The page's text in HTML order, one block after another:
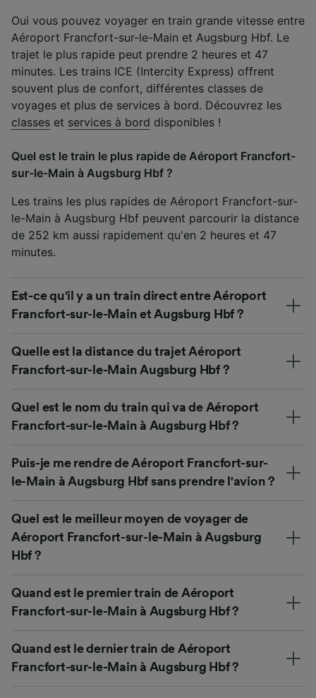
Oui vous pouvez voyager en train grande vitesse entre
Aéroport Francfort-sur-le-Main et Augsburg Hbf. Le
trajet le plus rapide peut prendre 2 heures et 47
minutes. Les trains ICE (Intercity Express) offrent
souvent plus de confort, différentes classes de
voyages et plus de services à bord. Découvrez les
classes et services à bord disponibles !
Quel est le train le plus rapide de Aéroport Francfort-
sur-le-Main à Augsburg Hbf ?
Les trains les plus rapides de Aéroport Francfort-sur-
le-Main à Augsburg Hbf peuvent parcourir la distance
de 252 km aussi rapidement qu'en 2 heures et 47
minutes.
Est-ce qu'il y a un train direct entre Aéroport
Francfort-sur-le-Main et Augsburg Hbf ?
Quelle est la distance du trajet Aéroport
Francfort-sur-le-Main Augsburg Hbf ?
Quel est le nom du train qui va de Aéroport
Francfort-sur-le-Main à Augsburg Hbf ?
Puis-je me rendre de Aéroport Francfort-sur-
le-Main à Augsburg Hbf sans prendre l'avion ?
Quel est le meilleur moyen de voyager de
Aéroport Francfort-sur-le-Main à Augsburg
Hbf ?
Quand est le premier train de Aéroport
Francfort-sur-le-Main à Augsburg Hbf ?
Quand est le dernier train de Aéroport
Francfort-sur-le-Main à Augsburg Hbf ?